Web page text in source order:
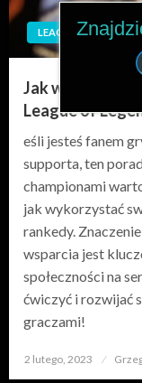
LEAGUE OF LEGENDS
Jak wygrywać
League of
eśli jesteś fanem
supporta, ten
championami
jak wykorzystać
rankedy.
wsparcia jest
społeczności na
ćwiczyć i rozwijać
graczami!
Opublikowane
2 lutego, 2023